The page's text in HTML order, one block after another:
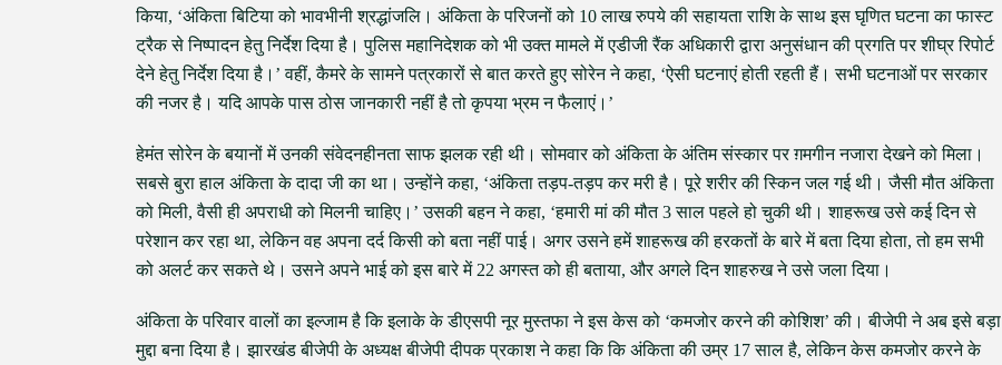
किया, ‘अंकिता बिटिया को भावभीनी श्रद्धांजलि। अंकिता के परिजनों को 10 लाख रुपये की सहायता राशि के साथ इस घृणित घटना का फास्ट
ट्रैक से निष्पादन हेतु निर्देश दिया है। पुलिस महानिदेशक को भी उक्त मामले में एडीजी रैंक अधिकारी द्वारा अनुसंधान की प्रगति पर शीघ्र रिपोर्ट
देने हेतु निर्देश दिया है।’ वहीं, कैमरे के सामने पत्रकारों से बात करते हुए सोरेन ने कहा, ‘ऐसी घटनाएं होती रहती हैं। सभी घटनाओं पर सरकार
की नजर है। यदि आपके पास ठोस जानकारी नहीं है तो कृपया भ्रम न फैलाएं।’
हेमंत सोरेन के बयानों में उनकी संवेदनहीनता साफ झलक रही थी। सोमवार को अंकिता के अंतिम संस्कार पर ग़मगीन नजारा देखने को मिला।
सबसे बुरा हाल अंकिता के दादा जी का था। उन्होंने कहा, ‘अंकिता तड़प-तड़प कर मरी है। पूरे शरीर की स्किन जल गई थी। जैसी मौत अंकिता
को मिली, वैसी ही अपराधी को मिलनी चाहिए।’ उसकी बहन ने कहा, ‘हमारी मां की मौत 3 साल पहले हो चुकी थी। शाहरूख उसे कई दिन से
परेशान कर रहा था, लेकिन वह अपना दर्द किसी को बता नहीं पाई। अगर उसने हमें शाहरूख की हरकतों के बारे में बता दिया होता, तो हम सभी
को अलर्ट कर सकते थे। उसने अपने भाई को इस बारे में 22 अगस्त को ही बताया, और अगले दिन शाहरुख ने उसे जला दिया।
अंकिता के परिवार वालों का इल्जाम है कि इलाके के डीएसपी नूर मुस्तफा ने इस केस को ‘कमजोर करने की कोशिश’ की। बीजेपी ने अब इसे बड़ा
मुद्दा बना दिया है। झारखंड बीजेपी के अध्यक्ष बीजेपी दीपक प्रकाश ने कहा कि कि अंकिता की उम्र 17 साल है, लेकिन केस कमजोर करने के